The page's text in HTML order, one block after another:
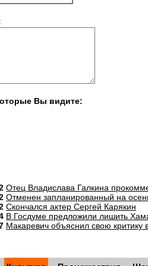
Вы видите:
Отец Владислава Галкина
Отменен запланированный на
Скончался актер Сергей Карякин
В Госдуме предложили лишить
Макаревич объяснил свою критику